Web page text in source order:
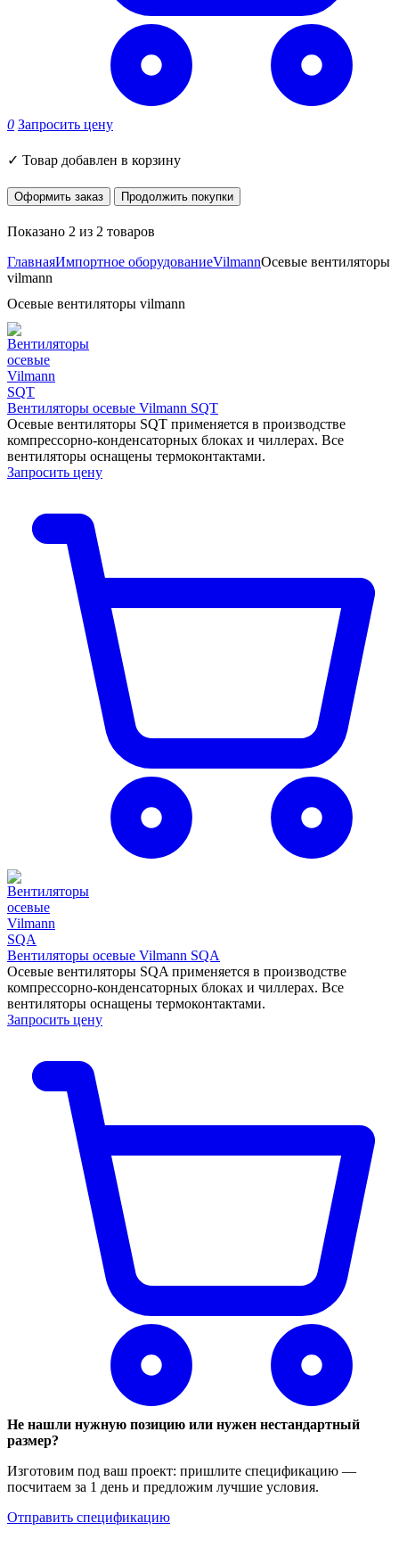
0 Запросить цену
✓ Товар добавлен в корзину
Оформить заказ Продолжить покупки
Показано 2 из 2 товаров
ГлавнаяИмпортное оборудованиеVilmannОсевые вентиляторы
vilmann
Осевые вентиляторы vilmann
Вентиляторы осевые Vilmann SQT
Осевые вентиляторы SQT применяется в производстве
компрессорно‐конденсаторных блоках и чиллерах. Все
вентиляторы оснащены термоконтактами.
Запросить цену
Вентиляторы осевые Vilmann SQA
Осевые вентиляторы SQA применяется в производстве
компрессорно‐конденсаторных блоках и чиллерах. Все
вентиляторы оснащены термоконтактами.
Запросить цену
Не нашли нужную позицию или нужен нестандартный
размер?
Изготовим под ваш проект: пришлите спецификацию —
посчитаем за 1 день и предложим лучшие условия.
Отправить спецификацию